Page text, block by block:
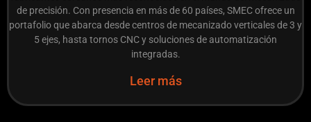
de precisión. Con presencia en más de 60 países, SMEC ofrece un
portafolio que abarca desde centros de mecanizado verticales de 3 y
5 ejes, hasta tornos CNC y soluciones de automatización
integradas.
Leer más